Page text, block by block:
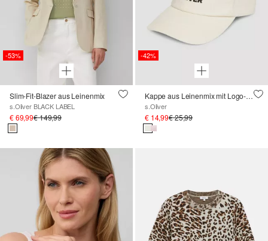
-53%
Slim-Fit-Blazer aus Leinenmix
s.Oliver BLACK LABEL
€ 69,99€ 149,99
-42%
Kappe aus Leinenmix mit Logo-Stickerei
s.Oliver
€ 14,99€ 25,99